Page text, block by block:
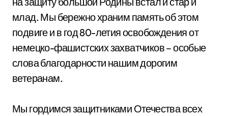
млад. Мы бережно храним память об этом
подвиге и в год 80-летия освобождения от
немецко-фашистских захватчиков – особые
слова благодарности нашим дорогим
ветеранам.
Мы гордимся защитниками Отечества всех